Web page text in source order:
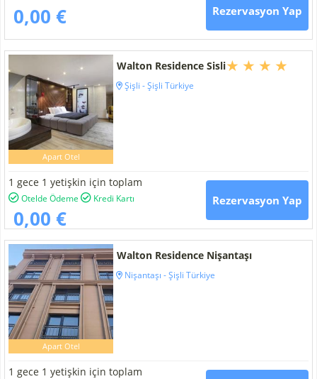
0,00 € Rezervasyon Yap
Apart Otel
Walton Residence Sisli
Şişli - Şişli Türkiye
1 gece 1 yetişkin için toplam
Otelde Ödeme Kredi Kartı
0,00 €
Rezervasyon Yap
Apart Otel
Walton Residence Nişantaşı
Nişantaşı - Şişli Türkiye
1 gece 1 yetişkin için toplam